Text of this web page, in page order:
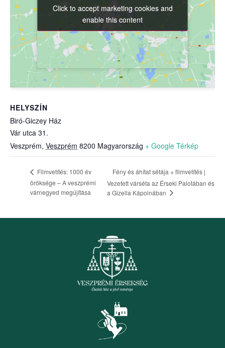
HELYSZÍN
Biró-Giczey Ház
Vár utca 31.
Veszprém, Veszprém 8200 Magyarország + Google Térkép
Click to accept marketing cookies and
enable this content
Click to accept marketing cookies and
enable this content
Filmvetítés: 1000 év
öröksége – A veszprémi
várnegyed megújítása
Fény és áhítat sétája + filmvetítés |
Vezetett várséta az Érseki Palotában és
a Gizella Kápolnában